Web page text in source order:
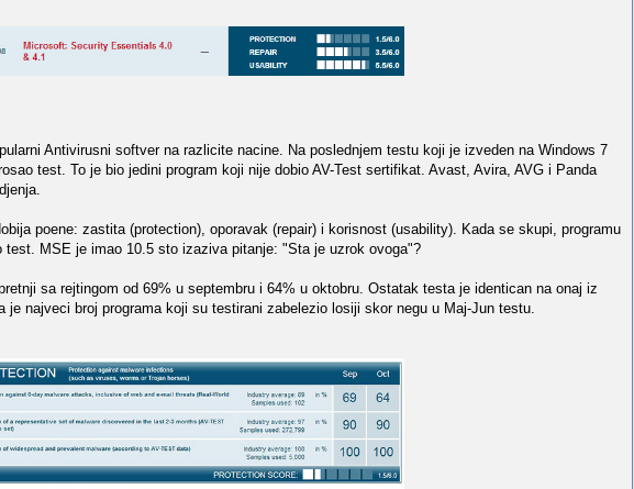
Antivirusni softver na razlicite nacine. Na poslednjem testu koji je izveden na Windows 7
test. To je bio jedini program koji nije dobio AV-Test sertifikat. Avast, Avira, AVG i Panda
poene: zastita (protection), oporavak (repair) i korisnost (usability). Kada se skupi, programu
test. MSE je imao 10.5 sto izaziva pitanje: "Sta je uzrok ovoga"?
sa rejtingom od 69% u septembru i 64% u oktobru. Ostatak testa je identican na onaj iz
je najveci broj programa koji su testirani zabelezio losiji skor negu u Maj-Jun testu.